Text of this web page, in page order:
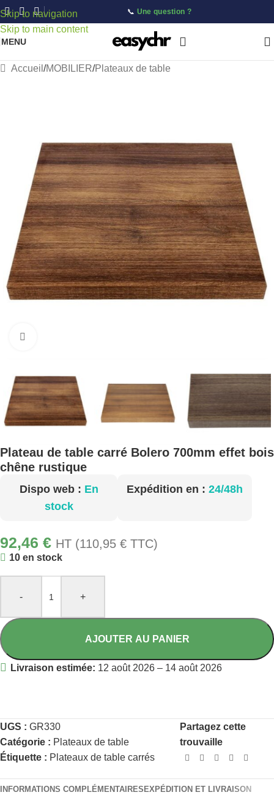
Skip to navigation
Skip to main content
📞 Une question ?
MENU
Accueil /MOBILIER/Plateaux de table
Plateau de table carré Bolero 700mm effet bois
chêne rustique
Dispo web : En
stock
Expédition en : 24/48h
92,46 € HT (110,95 € TTC)
10 en stock
- +
AJOUTER AU PANIER
Livraison estimée: 12 août 2026 – 14 août 2026
UGS : GR330
Catégorie : Plateaux de table
Étiquette : Plateaux de table carrés
Partagez cette
trouvaille
INFORMATIONS COMPLÉMENTAIRES EXPÉDITION ET LIVRAISON